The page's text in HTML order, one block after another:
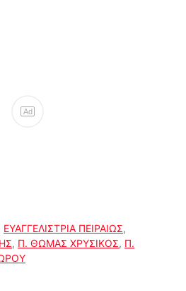
Ad
ΕΥΑΓΓΕΛΙΣΤΡΙΑ ΠΕΙΡΑΙΩΣ,
, Π. ΘΩΜΑΣ ΧΡΥΣΙΚΟΣ, Π.